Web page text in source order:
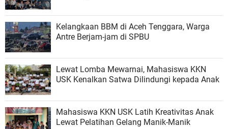
Kelangkaan BBM di Aceh Tenggara, Warga
Antre Berjam-jam di SPBU
Lewat Lomba Mewarnai, Mahasiswa KKN
USK Kenalkan Satwa Dilindungi kepada Anak
Mahasiswa KKN USK Latih Kreativitas Anak
Lewat Pelatihan Gelang Manik-Manik